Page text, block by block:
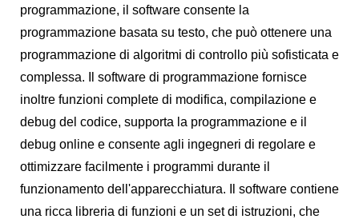
programmazione, il software consente la
programmazione basata su testo, che può ottenere una
programmazione di algoritmi di controllo più sofisticata e
complessa. Il software di programmazione fornisce
inoltre funzioni complete di modifica, compilazione e
debug del codice, supporta la programmazione e il
debug online e consente agli ingegneri di regolare e
ottimizzare facilmente i programmi durante il
funzionamento dell'apparecchiatura. Il software contiene
una ricca libreria di funzioni e un set di istruzioni, che